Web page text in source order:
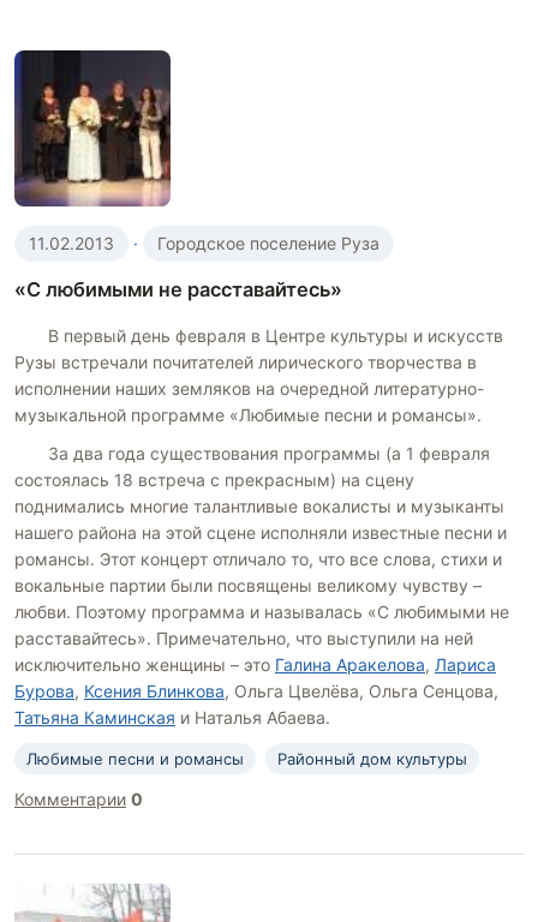
11.02.2013 · Городское поселение Руза
«С любимыми не расставайтесь»
В первый день февраля в Центре культуры и искусств
Рузы встречали почитателей лирического творчества в
исполнении наших земляков на очередной литературно-
музыкальной программе «Любимые песни и романсы».
За два года существования программы (а 1 февраля
состоялась 18 встреча с прекрасным) на сцену
поднимались многие талантливые вокалисты и музыканты
нашего района на этой сцене исполняли известные песни и
романсы. Этот концерт отличало то, что все слова, стихи и
вокальные партии были посвящены великому чувству –
любви. Поэтому программа и называлась «С любимыми не
расставайтесь». Примечательно, что выступили на ней
исключительно женщины – это Галина Аракелова, Лариса
Бурова, Ксения Блинкова, Ольга Цвелёва, Ольга Сенцова,
Татьяна Каминская и Наталья Абаева.
Любимые песни и романсы Районный дом культуры
Комментарии 0